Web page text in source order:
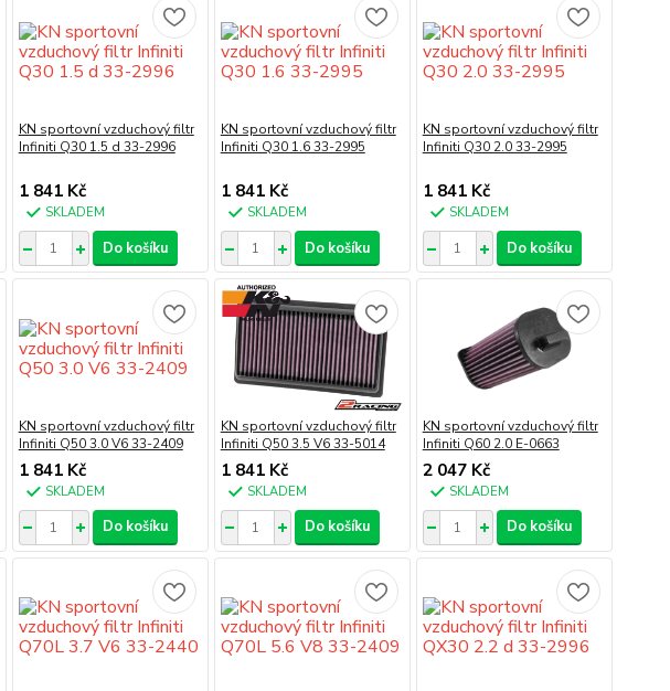
KN sportovní vzduchový filtr
Infiniti Q30 1.5 d 33-2996
1 841 Kč
SKLADEM
Do košíku
KN sportovní vzduchový filtr
Infiniti Q30 1.6 33-2995
1 841 Kč
SKLADEM
Do košíku
KN sportovní vzduchový filtr
Infiniti Q30 2.0 33-2995
1 841 Kč
SKLADEM
Do košíku
KN sportovní vzduchový filtr
Infiniti Q50 3.0 V6 33-2409
1 841 Kč
SKLADEM
Do košíku
KN sportovní vzduchový filtr
Infiniti Q50 3.5 V6 33-5014
1 841 Kč
SKLADEM
Do košíku
KN sportovní vzduchový filtr
Infiniti Q60 2.0 E-0663
2 047 Kč
SKLADEM
Do košíku